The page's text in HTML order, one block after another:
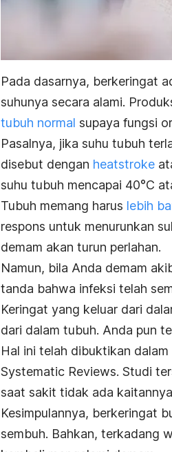
Pada dasarnya, berkeringat
suhunya secara alami.
tubuh normal supaya fungsi
Pasalnya, jika suhu tubuh
disebut dengan heatstroke
suhu tubuh mencapai 40°C
Tubuh memang harus lebih
respons untuk menurunkan
demam akan turun perlahan.
Namun, bila Anda demam
tanda bahwa infeksi telah
Keringat yang keluar dari
dari dalam tubuh. Anda pun
Hal ini telah dibuktikan
Systematic Reviews. Studi
saat sakit tidak ada
Kesimpulannya, berkeringat
sembuh. Bahkan, terkadang